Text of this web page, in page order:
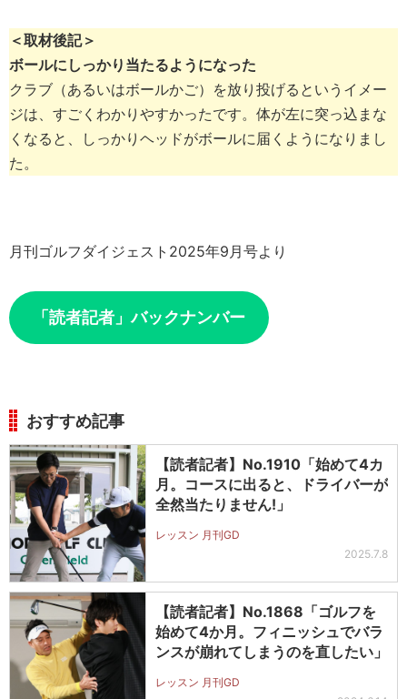
＜取材後記＞
ボールにしっかり当たるようになった
クラブ（あるいはボールかご）を放り投げるというイメー
ジは、すごくわかりやすかったです。体が左に突っ込まな
くなると、しっかりヘッドがボールに届くようになりまし
た。
月刊ゴルフダイジェスト2025年9月号より
「読者記者」バックナンバー
おすすめ記事
【読者記者】No.1910「始めて4カ
月。コースに出ると、ドライバーが
全然当たりません!」
レッスン 月刊GD
2025.7.8
【読者記者】No.1868「ゴルフを
始めて4か月。フィニッシュでバラ
ンスが崩れてしまうのを直したい」
レッスン 月刊GD